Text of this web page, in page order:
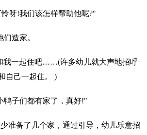
!我们该怎样帮助他呢?"
造家。
一起住吧……(许多幼儿就大声地招呼
自己一起住。 )
子们都有家了，真好!"
备了几个家，通过引导，幼儿乐意招